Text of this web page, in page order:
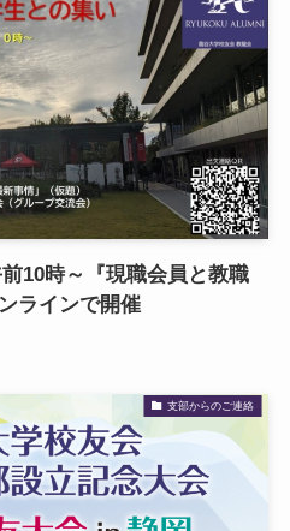
10時～『現職会員と教職
ラインで開催
支部からのご連絡